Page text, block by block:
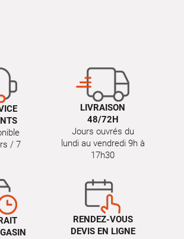
/ 7
LIVRAISON
48/72H
Jours ouvrés du
lundi au vendredi 9h à
17h30
RENDEZ-VOUS
DEVIS EN LIGNE